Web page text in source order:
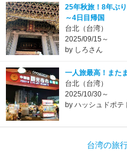
25年秋旅！8年ぶ
～4日目帰国
台北（台湾）
2025/09/15～
by しろさん
一人旅最高！また
台北（台湾）
2025/10/30～
by ハッシュドポテ
台湾の旅